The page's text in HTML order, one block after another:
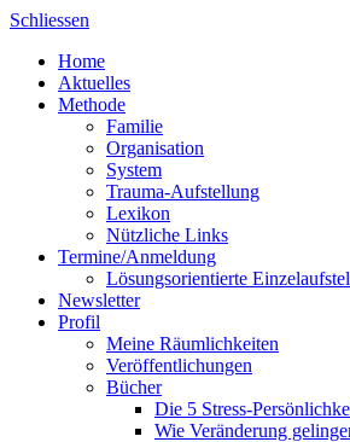
Skip
content
Schliessen
Home
Aktuelles
Methode
Familie
Organisation
System
Trauma-Aufstellung
Lexikon
Nützliche Links
Termine/Anmeldung
Lösungsorientierte
Newsletter
Profil
Meine Räumlichkeiten
Veröffentlichungen
Bücher
Die 5 Stress-
Wie Veränderung